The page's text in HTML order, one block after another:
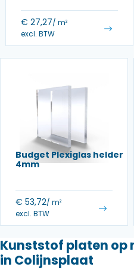
€ 27,27/ m²
excl. BTW
Budget Plexiglas helder
4mm
€ 53,72/ m²
excl. BTW
Kunststof platen op
in Colijnsplaat